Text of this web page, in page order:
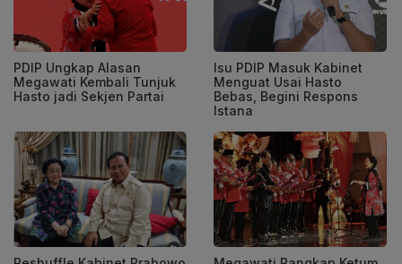
PDIP Ungkap Alasan
Megawati Kembali Tunjuk
Hasto jadi Sekjen Partai
Isu PDIP Masuk Kabinet
Menguat Usai Hasto
Bebas, Begini Respons
Istana